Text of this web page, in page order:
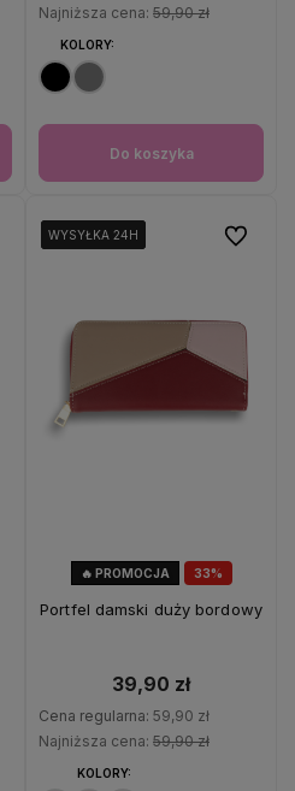
Najniższa cena: 59,90 zł
KOLORY:
Do koszyka
33%
🔥 PROMOCJA
WYSYŁKA 24H
WYSYŁKA 24H
WYSYŁKA 24H
WYSYŁKA 24H
Portfel damski duży bordowy
39,90 zł
Cena regularna: 59,90 zł
Najniższa cena: 59,90 zł
KOLORY:
Do